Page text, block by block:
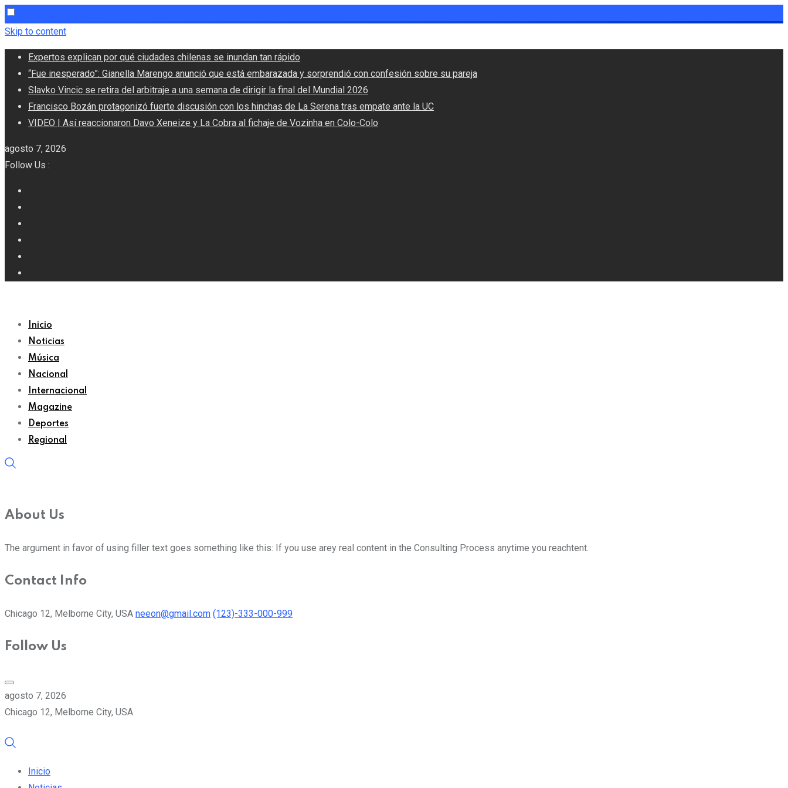
Skip to content
Expertos explican por qué ciudades chilenas se inundan tan rápido
“Fue inesperado”: Gianella Marengo anunció que está embarazada y sorprendió con confesión sobre su pareja
Slavko Vincic se retira del arbitraje a una semana de dirigir la final del Mundial 2026
Francisco Bozán protagonizó fuerte discusión con los hinchas de La Serena tras empate ante la UC
VIDEO | Así reaccionaron Davo Xeneize y La Cobra al fichaje de Vozinha en Colo-Colo
agosto 7, 2026
Follow Us :
Inicio
Noticias
Música
Nacional
Internacional
Magazine
Deportes
Regional
About Us
The argument in favor of using filler text goes something like this: If you use arey real content in the Consulting Process anytime you reachtent.
Contact Info
Chicago 12, Melborne City, USA neeon@gmail.com (123)-333-000-999
Follow Us
agosto 7, 2026
Chicago 12, Melborne City, USA
Inicio